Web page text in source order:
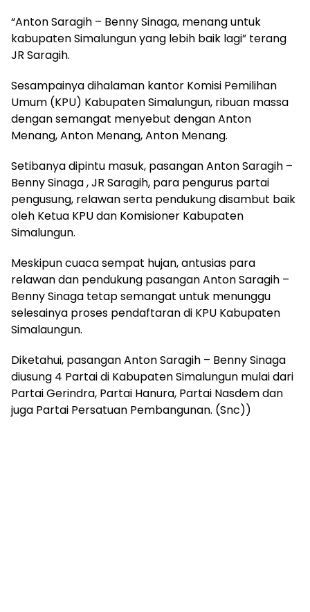
“Anton Saragih – Benny Sinaga, menang untuk
kabupaten Simalungun yang lebih baik lagi” terang
JR Saragih.
Sesampainya dihalaman kantor Komisi Pemilihan
Umum (KPU) Kabupaten Simalungun, ribuan massa
dengan semangat menyebut dengan Anton
Menang, Anton Menang, Anton Menang.
Setibanya dipintu masuk, pasangan Anton Saragih –
Benny Sinaga , JR Saragih, para pengurus partai
pengusung, relawan serta pendukung disambut baik
oleh Ketua KPU dan Komisioner Kabupaten
Simalungun.
Meskipun cuaca sempat hujan, antusias para
relawan dan pendukung pasangan Anton Saragih –
Benny Sinaga tetap semangat untuk menunggu
selesainya proses pendaftaran di KPU Kabupaten
Simalaungun.
Diketahui, pasangan Anton Saragih – Benny Sinaga
diusung 4 Partai di Kabupaten Simalungun mulai dari
Partai Gerindra, Partai Hanura, Partai Nasdem dan
juga Partai Persatuan Pembangunan. (Snc))